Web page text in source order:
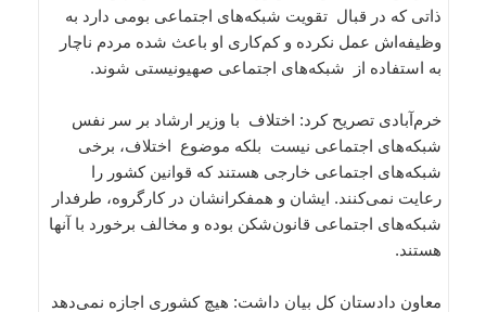
ذاتی که در قبال تقویت شبکه‌های اجتماعی بومی دارد به
وظیفه‌اش عمل نکرده و کم‌کاری او باعث شده مردم ناچار
به استفاده از شبکه‌های اجتماعی صهیونیستی شوند.
خرم‌آبادی تصریح کرد: اختلاف با وزیر ارشاد بر سر نفس
شبکه‌های اجتماعی نیست بلکه موضوع اختلاف، برخی
شبکه‌های اجتماعی خارجی هستند که قوانین کشور را
رعایت نمی‌کنند. ایشان و همفکرانشان در کارگروه، طرفدار
شبکه‌های اجتماعی قانون‌شکن بوده و مخالف برخورد با آنها
هستند.
معاون دادستان کل بیان داشت: هیچ کشوری اجازه نمی‌دهد